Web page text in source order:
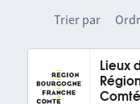
Trier par
Lieux
Comté